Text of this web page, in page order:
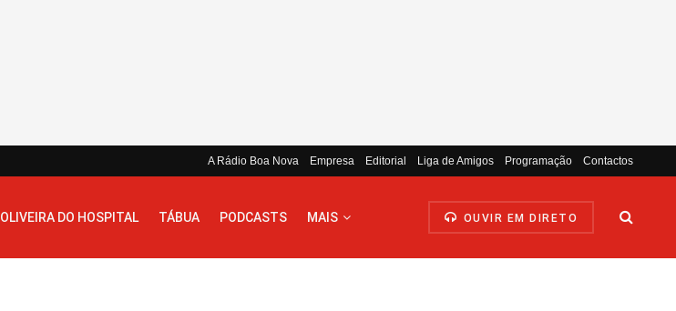
A Rádio Boa Nova Empresa Editorial Liga de Amigos Programação Contactos
OLIVEIRA DO HOSPITAL TÁBUA PODCASTS MAIS OUVIR EM DIRETO